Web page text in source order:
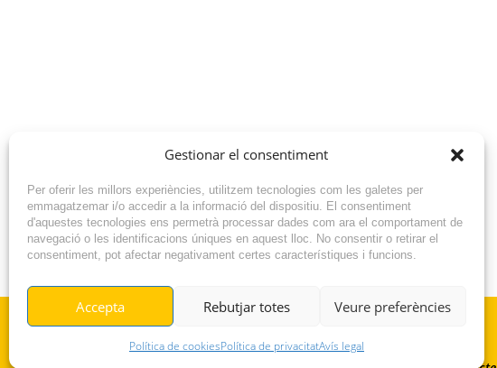
Gestionar el consentiment
Per oferir les millors experiències, utilitzem tecnologies com les galetes per
emmagatzemar i/o accedir a la informació del dispositiu. El consentiment
d'aquestes tecnologies ens permetrà processar dades com ara el comportament de
navegació o les identificacions úniques en aquest lloc. No consentir o retirar el
consentiment, pot afectar negativament certes característiques i funcions.
Accepta Rebutjar totes Veure preferències
Política de cookiesPolítica de privacitatAvís legal
NOTÍCIA ANTERIOR
© RADIO VILAFANT 2024
|